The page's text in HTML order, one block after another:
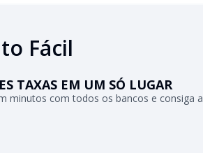
Fácil
TAXAS EM UM SÓ LUGAR
minutos com todos os bancos e consiga a